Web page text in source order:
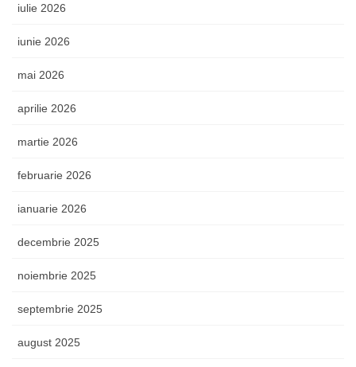
iulie 2026
iunie 2026
mai 2026
aprilie 2026
martie 2026
februarie 2026
ianuarie 2026
decembrie 2025
noiembrie 2025
septembrie 2025
august 2025